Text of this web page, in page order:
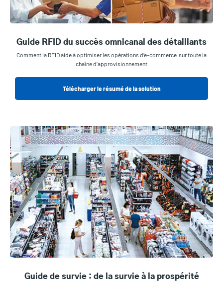
Guide RFID du succès omnicanal des détaillants
Comment la RFID aide à optimiser les opérations d’e-commerce sur toute la
chaîne d’approvisionnement
Télécharger le résumé de la solution
Guide de survie : de la survie à la prospérité